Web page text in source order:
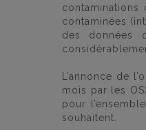
contaminations
contaminées
des données
L’annonce de
mois par les
pour
souhaitent.